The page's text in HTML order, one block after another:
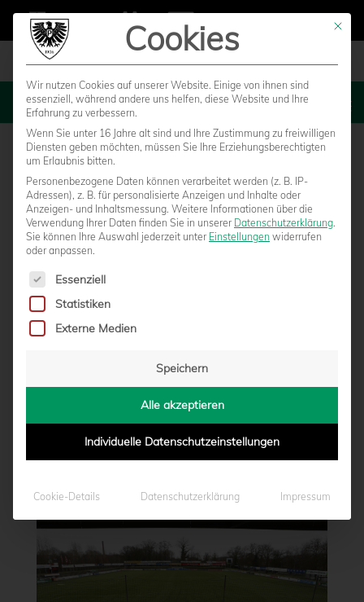
MENU
Eintracht Rheine – SC Preußen
Münster
Mit
Cookies
Wir nutzen Cookies auf unserer Website. Einige von ihnen sind
essenziell, während andere uns helfen, diese Website und Ihre
Erfahrung zu verbessern.
Wenn Sie unter 16 Jahre alt sind und Ihre Zustimmung zu freiwilligen
Diensten geben möchten, müssen Sie Ihre Erziehungsberechtigten
um Erlaubnis bitten.
Personenbezogene Daten können verarbeitet werden (z. B. IP-
Adressen), z. B. für personalisierte Anzeigen und Inhalte oder
Anzeigen- und Inhaltsmessung. Weitere Informationen über die
Verwendung Ihrer Daten finden Sie in unserer Datenschutzerklärung.
Sie können Ihre Auswahl jederzeit unter Einstellungen widerrufen
oder anpassen.
Es folgt eine Liste der Service-Gruppen, für die eine
Essenziell
Statistiken
Externe Medien
Speichern
Alle akzeptieren
Individuelle Datenschutzeinstellungen
Cookie-Details Datenschutzerklärung Impressum